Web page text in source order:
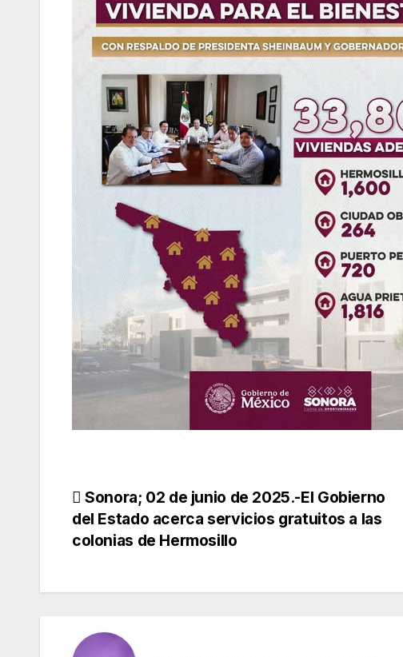
Navegación
de
Sonora; 02 de junio de 2025.-El Gobierno
del Estado acerca servicios gratuitos a las
colonias de Hermosillo